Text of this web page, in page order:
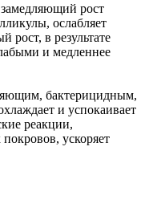
рост
ослабляет
рост, в результате
и медленнее
бактерицидным,
и успокаивает
реакции,
ускоряет